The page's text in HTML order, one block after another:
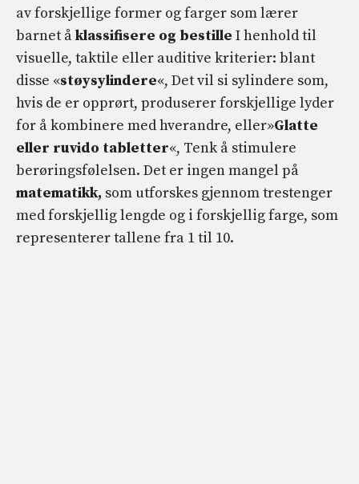
av forskjellige former og farger som lærer
barnet åklassifisere og bestille I henhold til
visuelle, taktile eller auditive kriterier: blant
disse «støysylindere«, Det vil si sylindere som,
hvis de er opprørt, produserer forskjellige lyder
for å kombinere med hverandre, eller»Glatte
eller ruvido tabletter«, Tenk å stimulere
berøringsfølelsen. Det er ingen mangel på
matematikk, som utforskes gjennom trestenger
med forskjellig lengde og i forskjellig farge, som
representerer tallene fra 1 til 10.